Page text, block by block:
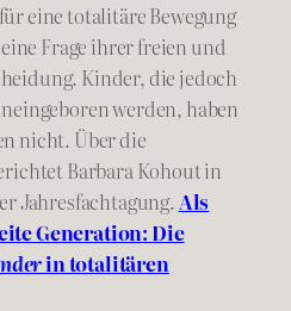
eine totalitäre Bewegung
Frage ihrer freien und
Kinder, die jedoch
werden, haben
nicht. Über die
Barbara Kohout in
Jahresfachtagung.Als
Generation: Die
in totalitären